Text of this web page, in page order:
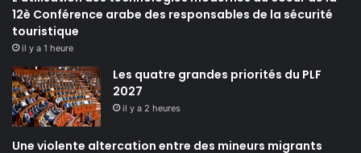
12è Conférence arabe des responsables de la sécurité
touristique
il y a 1 heure
Les quatre grandes priorités du PLF
2027
il y a 2 heures
Une violente altercation entre des mineurs migrants